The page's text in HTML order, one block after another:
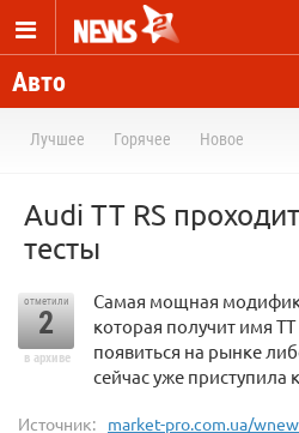
Авто
Лучшее Горячее Новое
Audi TT RS
тесты
отметили
2
в архиве
Самая мощная
которая получит имя
появиться на рынке
сейчас уже
Источник: market-pro.com.ua/